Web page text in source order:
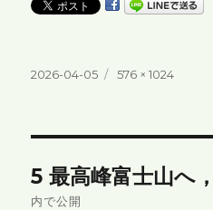
投
2026-04-05
フ
576 × 1024
稿
5 最高峰富士山へ
内で公開